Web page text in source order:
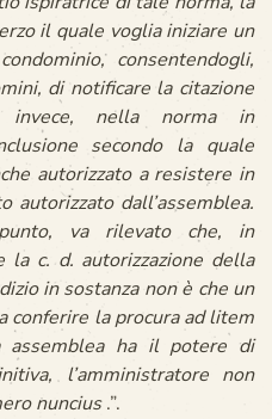
il quale voglia iniziare un
consentendogli,
di notificare la citazione
invece, nella norma in
secondo la quale
autorizzato a resistere in
autorizzato dall’assemblea.
va rilevato che, in
la c. d. autorizzazione della
in sostanza non è che un
conferire la procura ad litem
assemblea ha il potere di
l’amministratore non
nuncius.”.